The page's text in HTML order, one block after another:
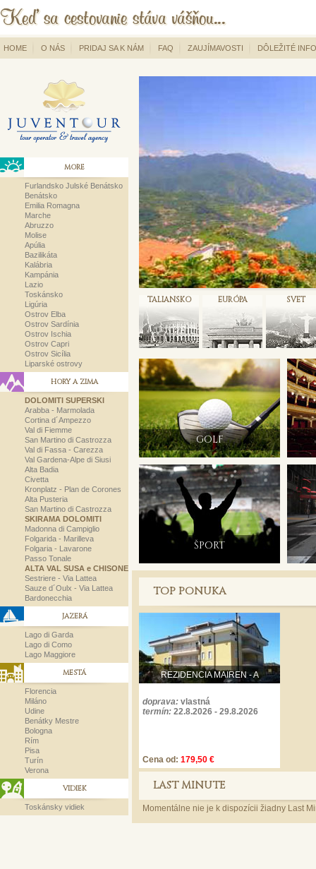
HOME O NÁS PRIDAJ SA K NÁM FAQ ZAUJÍMAVOSTI DÔLEŽITÉ
MORE
Furlandsko Julské Benátsko
Benátsko
Emilia Romagna
Marche
Abruzzo
Molise
Apúlia
Bazilikáta
Kalábria
Kampánia
Lazio
Toskánsko
Ligúria
Ostrov Elba
Ostrov Sardínia
Ostrov Ischia
Ostrov Capri
Ostrov Sicília
Liparské ostrovy
HORY A ZIMA
DOLOMITI SUPERSKI
Arabba - Marmolada
Cortina d´Ampezzo
Val di Fiemme
San Martino di Castrozza
Val di Fassa - Carezza
Val Gardena-Alpe di Siusi
Alta Badia
Civetta
Kronplatz - Plan de Corones
Alta Pusteria
San Martino di Castrozza
SKIRAMA DOLOMITI
Madonna di Campiglio
Folgarida - Marilleva
Folgaria - Lavarone
Passo Tonale
ALTA VAL SUSA e CHISONE
Sestriere - Via Lattea
Sauze d´Oulx - Via Lattea
Bardonecchia
JAZERÁ
Lago di Garda
Lago di Como
Lago Maggiore
MESTÁ
Florencia
Miláno
Udine
Benátky Mestre
Bologna
Rím
Pisa
Turín
Verona
VIDIEK
Toskánsky vidiek
TALIANSKO EURÓPA SVET
GOLF
ŠPORT
TOP PONUKA
REZIDENCIA MAIREN - A
doprava: vlastná
termín: 22.8.2026 - 29.8.2026
Cena od: 179,50 €
LAST MINUTE
Momentálne nie je k dispozícii žiadny Last